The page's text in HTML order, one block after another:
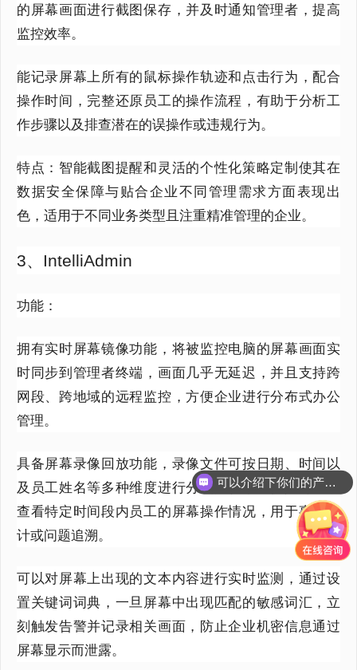
的屏幕画面进行截图保存，并及时通知管理者，提高
监控效率。
能记录屏幕上所有的鼠标操作轨迹和点击行为，配合
操作时间，完整还原员工的操作流程，有助于分析工
作步骤以及排查潜在的误操作或违规行为。
特点：智能截图提醒和灵活的个性化策略定制使其在
数据安全保障与贴合企业不同管理需求方面表现出
色，适用于不同业务类型且注重精准管理的企业。
3、IntelliAdmin
功能：
拥有实时屏幕镜像功能，将被监控电脑的屏幕画面实
时同步到管理者终端，画面几乎无延迟，并且支持跨
网段、跨地域的远程监控，方便企业进行分布式办公
管理。
具备屏幕录像回放功能，录像文件可按日期、时间以
及员工姓名等多种维度进行分类归档，方便随时调取
查看特定时间段内员工的屏幕操作情况，用于事后审
计或问题追溯。
可以对屏幕上出现的文本内容进行实时监测，通过设
置关键词词典，一旦屏幕中出现匹配的敏感词汇，立
刻触发告警并记录相关画面，防止企业机密信息通过
屏幕显示而泄露。
可以介绍下你们的产品么？
你们是怎么收费的呢？